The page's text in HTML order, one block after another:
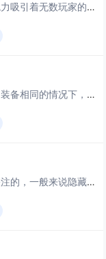
在浩瀚的网游世界里，传奇私服以其独特的魅力吸引着无数玩家的目光，尤其是在那些追求经典与激情碰撞的玩家群体中。新开传奇私服，作为这个领域的新鲜血液，不仅继承了原版游戏的精髓，更在创新与怀旧之间找到了完美的平衡点。而在这些新开服务器中，最令人...
我个人认为在传奇游戏中，如果在网络不卡，装备相同的情况下，战士职业根本就不会是法师的对手。为什么这么说呢？接下来就由我给大家分析一下。在这里我也只是针对战士这个职业，根据自己的经验来谈，如果有说的不好的地方，也请大家能够多多的包涵。...
其实现在的传奇中，隐藏属性是非常受玩家关注的，一般来说隐藏属性的作用范围比较小，但是在游戏当中对于玩家的帮助却是非常大的，比如说游戏当中的幸运属性，可能前期我们并不会太过于追求，不过到了后期，当我们把自身的实力和等级提升上去以后，想要再次提...